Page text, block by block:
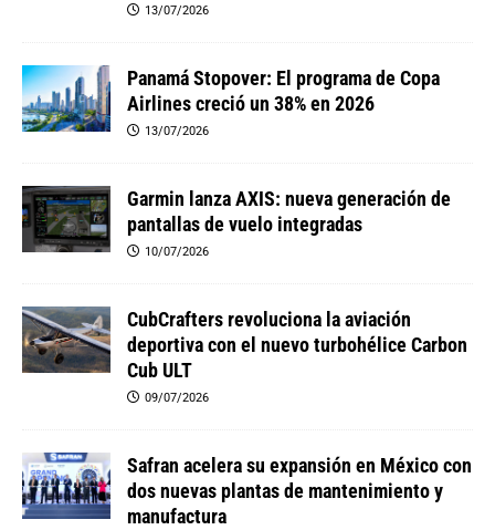
13/07/2026
Panamá Stopover: El programa de Copa
Airlines creció un 38% en 2026
13/07/2026
Garmin lanza AXIS: nueva generación de
pantallas de vuelo integradas
10/07/2026
CubCrafters revoluciona la aviación
deportiva con el nuevo turbohélice Carbon
Cub ULT
09/07/2026
Safran acelera su expansión en México con
dos nuevas plantas de mantenimiento y
manufactura